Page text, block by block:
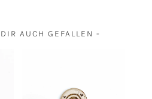
AUCH GEFALLEN -